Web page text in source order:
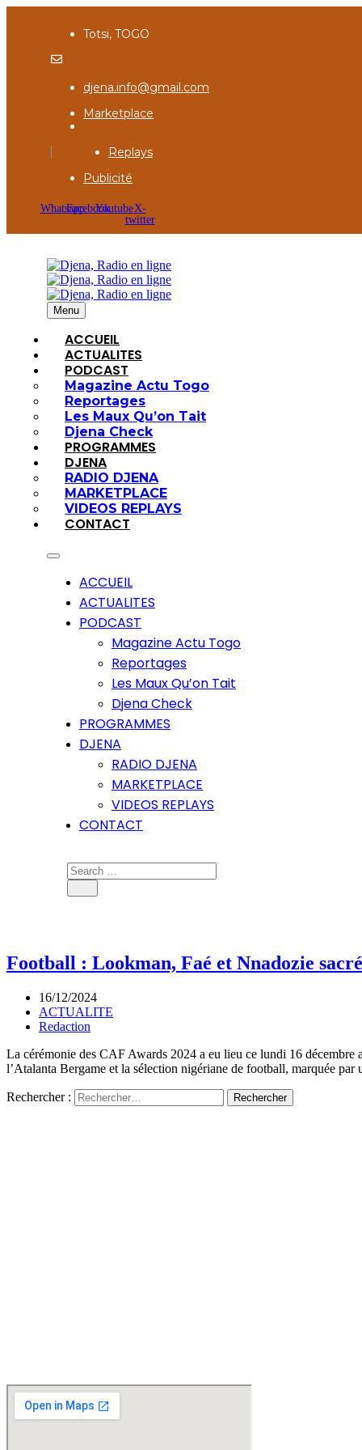
Totsi, TOGO
djena.info@gmail.com
Marketplace
Replays
Publicité
WhatsappFacebookYoutubeX-
twitter
Menu
ACCUEIL
ACTUALITES
PODCAST
Magazine Actu Togo
Reportages
Les Maux Qu’on Tait
Djena Check
PROGRAMMES
DJENA
RADIO DJENA
MARKETPLACE
VIDEOS REPLAYS
CONTACT
ACCUEIL
ACTUALITES
PODCAST
Magazine Actu Togo
Reportages
Les Maux Qu’on Tait
Djena Check
PROGRAMMES
DJENA
RADIO DJENA
MARKETPLACE
VIDEOS REPLAYS
CONTACT
Football : Lookman, Faé et Nnadozie
16/12/2024
ACTUALITE
Redaction
La cérémonie des CAF Awards 2024 a eu lieu ce lundi 16
l’Atalanta Bergame et la sélection nigériane de football, marquée
Rechercher :